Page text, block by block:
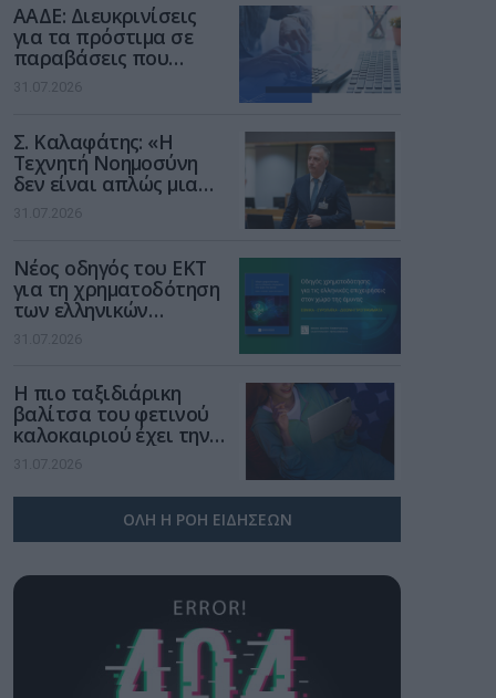
ΑΑΔΕ: Διευκρινίσεις
για τα πρόστιμα σε
παραβάσεις που
αφορούν τους ΦΗΜ
31.07.2026
Σ. Καλαφάτης: «Η
Τεχνητή Νοημοσύνη
δεν είναι απλώς μια
νέα τεχνολογία, είναι
μια νέα βιομηχανική
31.07.2026
Νέος οδηγός του ΕΚΤ
για τη χρηματοδότηση
των ελληνικών
επιχειρήσεων στον
χώρο της άμυνας
31.07.2026
Η πιο ταξιδιάρικη
βαλίτσα του φετινού
καλοκαιριού έχει την
υπογραφή της Xiaomi
31.07.2026
ΟΛΗ Η ΡΟΗ ΕΙΔΗΣΕΩΝ